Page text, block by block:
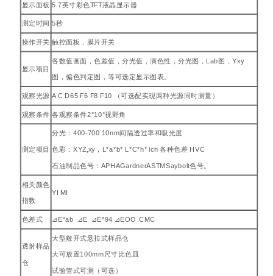
显示面板 5.7英寸彩色TFT液晶显示器
测定时间 5秒
操作开关 触控面板，膜片开关
显示项目
各数值画面，色差值，分光值，演色性，分光图，Lab图，Yxy
图，偏色判定图，等可选定显示图表。
观察光源 A C D65 F6 F8 F10 （可选配实现两种光源同时测量）
观察条件 各观察条件2°10°视野角
测定项目
分光：400-700 10nm间隔透过率和吸光度
色彩：XYZ,xy，L*a*b* L*C*h* lch 各种色差 HVC
石油制品色号：APHAGardnerASTMSaybolt色号。
相关颜色
指数
YI MI
色差式 ⊿E*ab ⊿E ⊿E*94 ⊿EOO .CMC
透射样品
仓
大型敞开式悬拉式样品仓
大可放置100mm尺寸比色皿
试验管式可测（可选）